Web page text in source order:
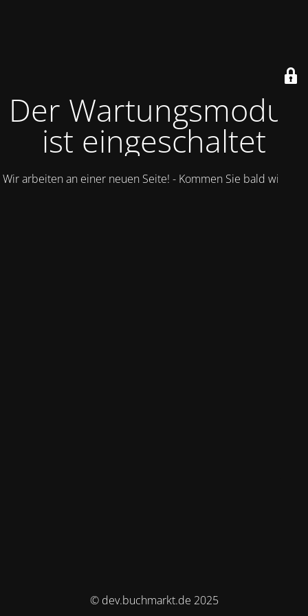
Der Wartungsmodus
ist eingeschaltet
Wir arbeiten an einer neuen Seite! - Kommen Sie bald wieder.
© dev.buchmarkt.de 2025